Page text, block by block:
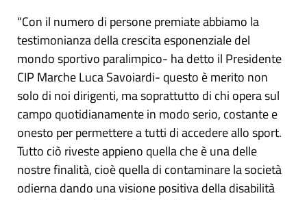
“Con il numero di persone premiate abbiamo la
testimonianza della crescita esponenziale del
mondo sportivo paralimpico- ha detto il Presidente
CIP Marche Luca Savoiardi- questo è merito non
solo di noi dirigenti, ma soprattutto di chi opera sul
campo quotidianamente in modo serio, costante e
onesto per permettere a tutti di accedere allo sport.
Tutto ciò riveste appieno quella che è una delle
nostre finalità, cioè quella di contaminare la società
odierna dando una visione positiva della disabilità